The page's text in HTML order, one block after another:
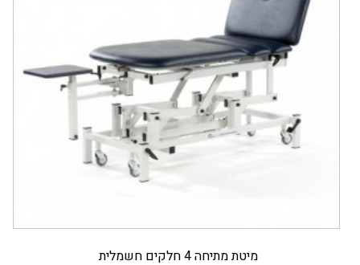
מיטת מתיחה 4 חלקים חשמלית